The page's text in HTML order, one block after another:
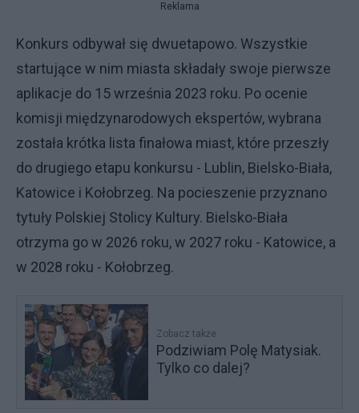
Reklama
Konkurs odbywał się dwuetapowo. Wszystkie
startujące w nim miasta składały swoje pierwsze
aplikacje do 15 września 2023 roku. Po ocenie
komisji międzynarodowych ekspertów, wybrana
została krótka lista finałowa miast, które przeszły
do drugiego etapu konkursu - Lublin, Bielsko-Biała,
Katowice i Kołobrzeg. Na pocieszenie przyznano
tytuły Polskiej Stolicy Kultury. Bielsko-Biała
otrzyma go w 2026 roku, w 2027 roku - Katowice, a
w 2028 roku - Kołobrzeg.
Zobacz także
Podziwiam Polę Matysiak.
Tylko co dalej?